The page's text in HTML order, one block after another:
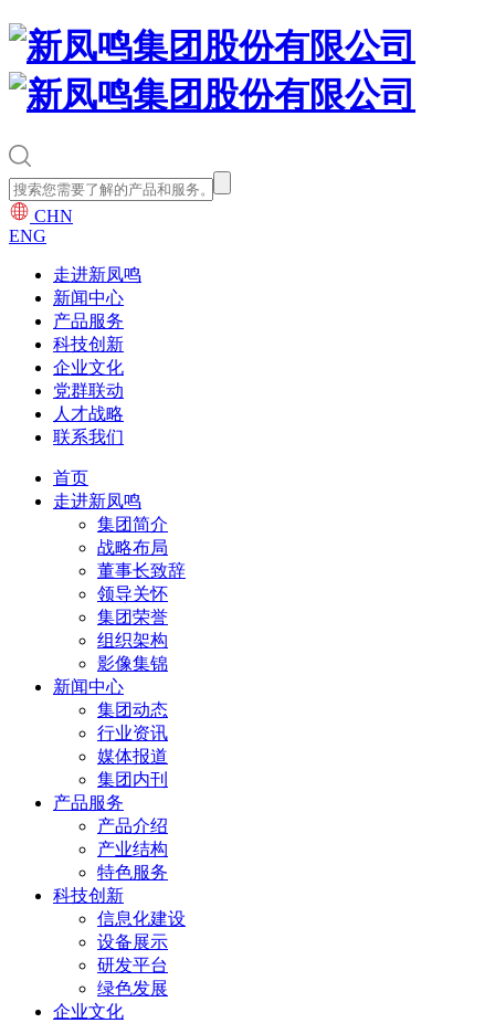
CHN
ENG
走进新凤鸣
新闻中心
产品服务
科技创新
企业文化
党群联动
人才战略
联系我们
首页
走进新凤鸣
集团简介
战略布局
董事长致辞
领导关怀
集团荣誉
组织架构
影像集锦
新闻中心
集团动态
行业资讯
媒体报道
集团内刊
产品服务
产品介绍
产业结构
特色服务
科技创新
信息化建设
设备展示
研发平台
绿色发展
企业文化